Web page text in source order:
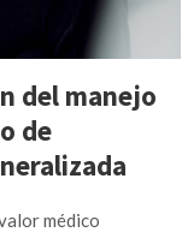
del manejo
de
médico